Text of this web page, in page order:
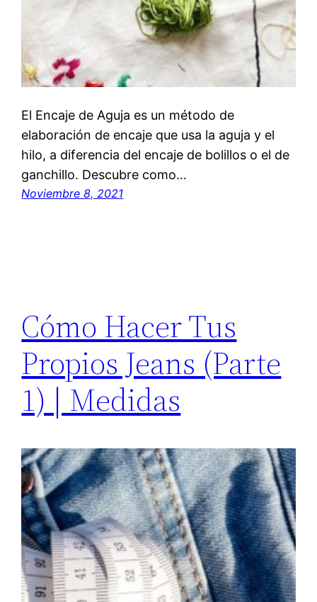
El Encaje de Aguja es un método de
elaboración de encaje que usa la aguja y el
hilo, a diferencia del encaje de bolillos o el de
ganchillo. Descubre como…
Noviembre 8, 2021
Cómo Hacer Tus
Propios Jeans (Parte
1) | Medidas